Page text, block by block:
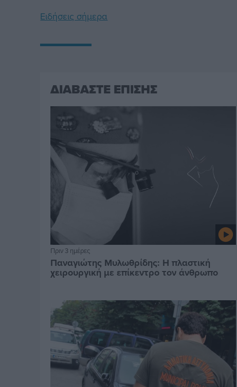
Ειδήσεις σήμερα
ΔΙΑΒΑΣΤΕ ΕΠΙΣΗΣ
Πριν 3 ημέρες
Παναγιώτης Μυλωθρίδης: Η πλαστική
χειρουργική με επίκεντρο τον άνθρωπο